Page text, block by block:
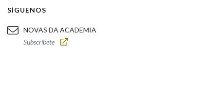
SÍGUENOS
NOVAS DA ACADEMIA
Subscríbete